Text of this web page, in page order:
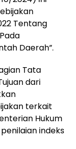
Tentang
Daerah”.
Tata
dari
terkait
Hukum
indeks